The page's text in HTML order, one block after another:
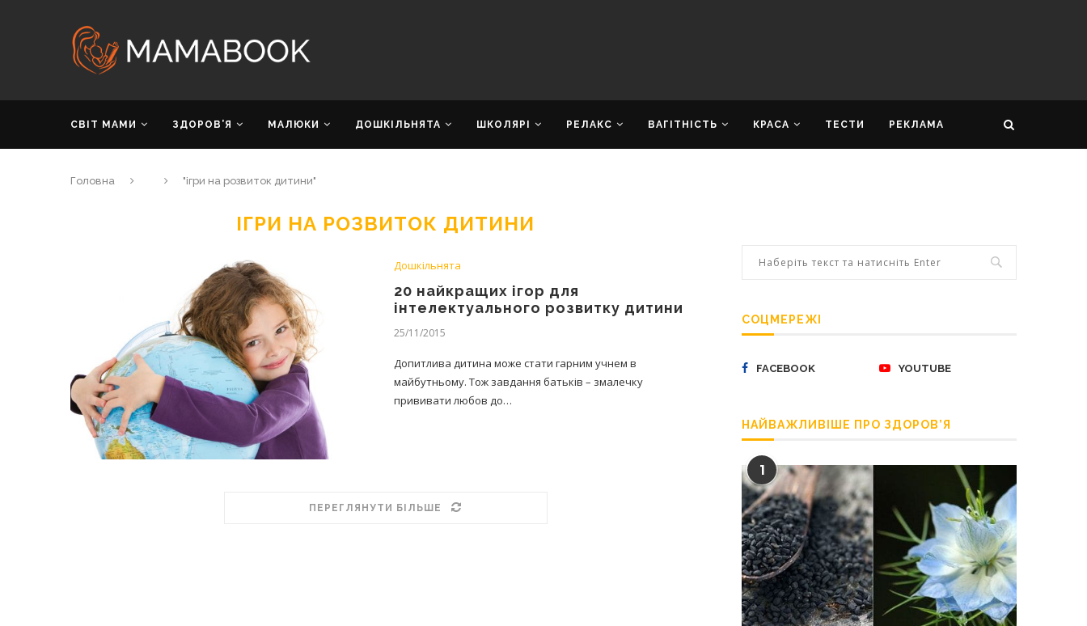
СВІТ МАМИ ЗДОРОВ’Я МАЛЮКИ ДОШКІЛЬНЯТА ШКОЛЯРІ РЕЛАКС ВАГІТНІСТЬ КРАСА ТЕСТИ РЕКЛАМА
Головна "ігри на розвиток дитини"
ІГРИ НА РОЗВИТОК ДИТИНИ
Дошкільнята
20 найкращих ігор для
інтелектуального розвитку дитини
25/11/2015
Допитлива дитина може стати гарним учнем в
майбутньому. Тож завдання батьків – змалечку
прививати любов до…
ПЕРЕГЛЯНУТИ БІЛЬШЕ
СОЦМЕРЕЖІ
FACEBOOK YOUTUBE
НАЙВАЖЛИВІШЕ ПРО ЗДОРОВ’Я
1